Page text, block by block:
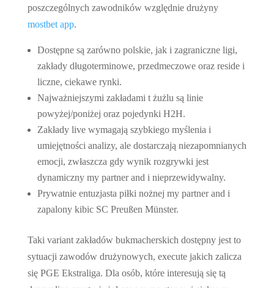
poszczególnych zawodników względnie drużyny
mostbet app.
Dostępne są zarówno polskie, jak i zagraniczne ligi,
zakłady długoterminowe, przedmeczowe oraz reside i
liczne, ciekawe rynki.
Najważniejszymi zakładami t żużlu są linie
powyżej/poniżej oraz pojedynki H2H.
Zakłady live wymagają szybkiego myślenia i
umiejętności analizy, ale dostarczają niezapomnianych
emocji, zwłaszcza gdy wynik rozgrywki jest
dynamiczny my partner and i nieprzewidywalny.
Prywatnie entuzjasta piłki nożnej my partner and i
zapalony kibic SC Preußen Münster.
Taki variant zakładów bukmacherskich dostępny jest to
sytuacji zawodów drużynowych, execute jakich zalicza
się PGE Ekstraliga. Dla osób, które interesują się tą